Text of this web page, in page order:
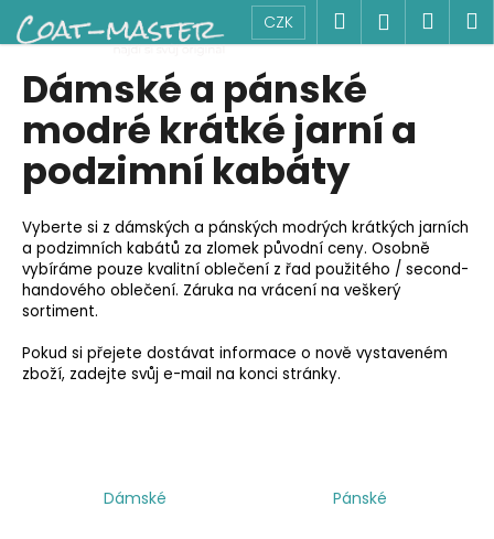
Přejít
na
obsah
CZK Hledat
Dámské a pánské
modré krátké jarní a
podzimní kabáty
Vyberte si z dámských a pánských modrých krátkých jarních
a podzimních kabátů za zlomek původní ceny. Osobně
vybíráme pouze kvalitní oblečení z řad použitého / second-
handového oblečení. Záruka na vrácení na veškerý
sortiment.
Pokud si přejete dostávat informace o nově vystaveném
zboží, zadejte svůj e-mail na konci stránky.
Dámské Pánské
o
C
o
p
o
t
ř
e
b
u
j